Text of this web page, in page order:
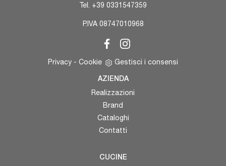
Tel. +39 0331547359
P.IVA 08747010968
Privacy - Cookie Gestisci i consensi
AZIENDA
Realizzazioni
Brand
Cataloghi
Contatti
CUCINE